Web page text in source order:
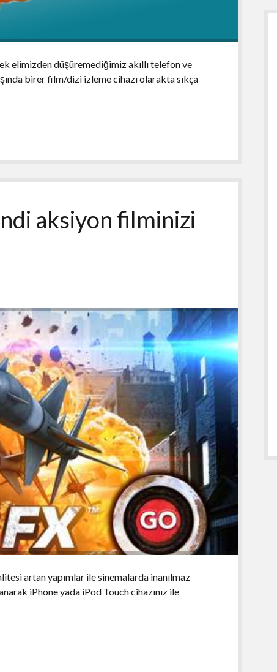
elimizden düşüremediğimiz akıllı telefon ve
birer film/dizi izleme cihazı olarakta sıkça
aksiyon filminizi
artan yapımlar ile sinemalarda inanılmaz
iPhone yada iPod Touch cihazınız ile